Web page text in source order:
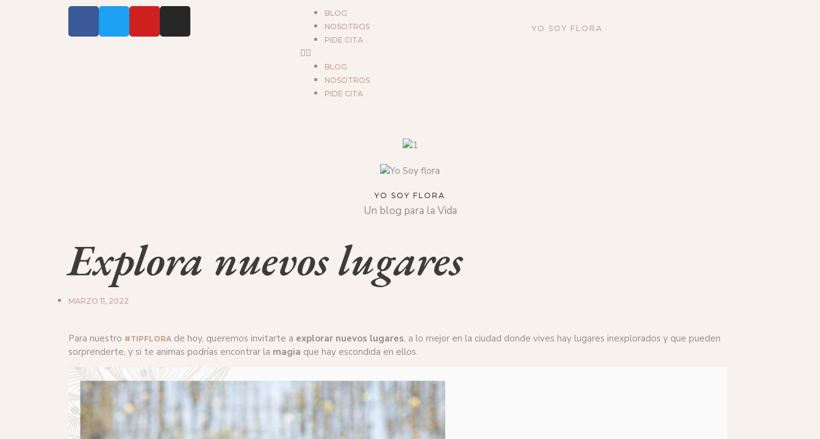
BLOG
NOSOTROS
PIDE CITA
BLOG
NOSOTROS
PIDE CITA
YO SOY FLORA
YO SOY FLORA
Un blog para la Vida
Explora nuevos lugares
MARZO 11, 2022
Para nuestro #TIPFLORA de hoy, queremos invitarte a explorar nuevos lugares, a lo mejor en la ciudad donde vives hay lugares inexplorados y que pueden
sorprenderte, y si te animas podrías encontrar la magia que hay escondida en ellos.